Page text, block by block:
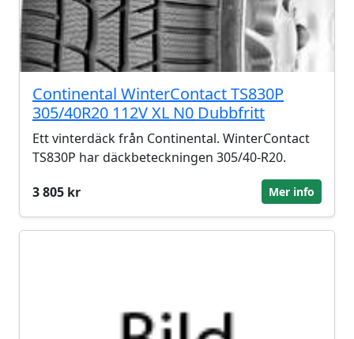
Continental WinterContact TS830P
305/40R20 112V XL N0 Dubbfritt
Ett vinterdäck från Continental. WinterContact
TS830P har däckbeteckningen 305/40-R20.
3 805 kr
Mer info